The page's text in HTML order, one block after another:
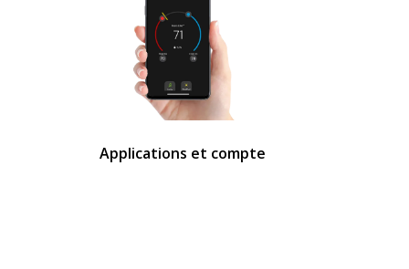
Applications et compte